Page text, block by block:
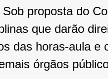
proposta do
que darão
das horas-aula
órgãos